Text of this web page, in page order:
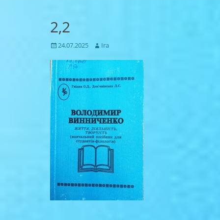
2,2
Posted
24.07.2025 Author
Ira